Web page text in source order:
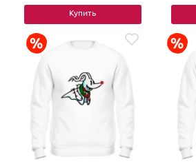
Купить